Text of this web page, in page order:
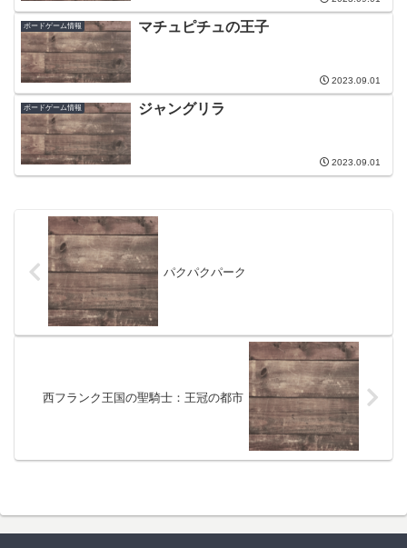
ボードゲーム情報 マチュピチュの王子
2023.09.01
ボードゲーム情報 ジャングリラ
2023.09.01
パクパクパーク
西フランク王国の聖騎士：王冠の都市